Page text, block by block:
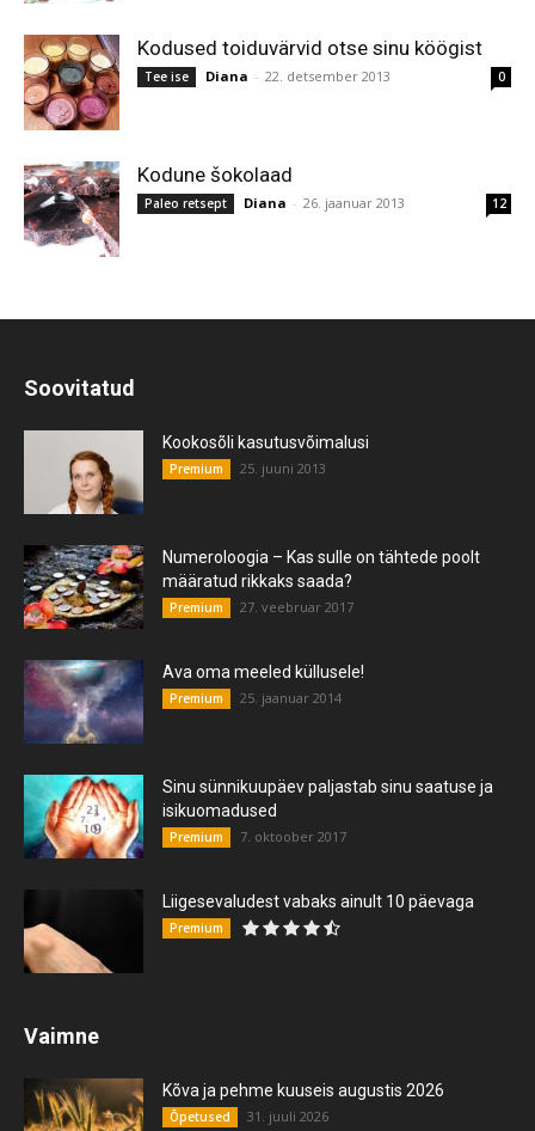
Kodused toiduvärvid otse sinu köögist
Tee ise Diana - 22. detsember 2013 0
Kodune šokolaad
Paleo retsept Diana - 26. jaanuar 2013 12
Soovitatud
Kookosõli kasutusvõimalusi
Premium 25. juuni 2013
Numeroloogia – Kas sulle on tähtede poolt
määratud rikkaks saada?
Premium 27. veebruar 2017
Ava oma meeled küllusele!
Premium 25. jaanuar 2014
Sinu sünnikuupäev paljastab sinu saatuse ja
isikuomadused
Premium 7. oktoober 2017
Liigesevaludest vabaks ainult 10 päevaga
Premium
Vaimne
Kõva ja pehme kuuseis augustis 2026
Õpetused 31. juuli 2026